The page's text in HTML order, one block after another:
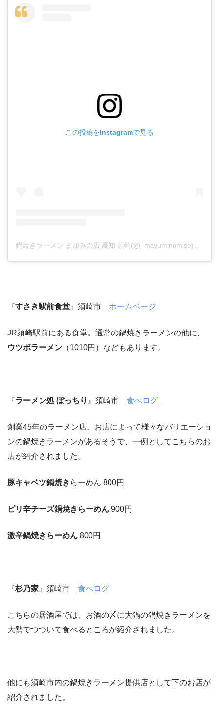
この投稿をInstagramで見る
『すさき駅前食堂 』須崎市 ホームページ
JR須崎駅前にある食堂。通常の鍋焼きラーメンの他に、
ウツボラーメン （1010円）などもあります。
『ラーメン処 ぼっちり 』須崎市 食べログ
創業45年のラーメン店。お店によって様々なバリエーショ
ンの鍋焼きラーメンがあるそうで、一例としてこちらのお
店が紹介されました。
豚キャベツ鍋焼き らーめん 800円
ピリ辛チーズ鍋焼きらーめん 900円
激辛鍋焼きらーめん 800円
『杉乃家 』須崎市 食べログ
こちらの居酒屋では、お酒の〆に大鍋の鍋焼きラーメンを
大勢でつついて食べるところが紹介されました。
他にも須崎市内の鍋焼きラーメン提供店として下のお店が
紹介されました。